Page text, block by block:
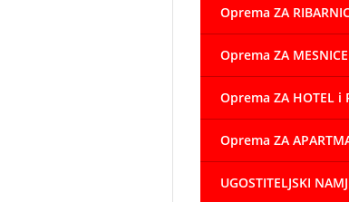
Oprema ZA
Oprema ZA MESNICE
Oprema ZA HOTEL i
Oprema ZA
UGOSTITELJSKI